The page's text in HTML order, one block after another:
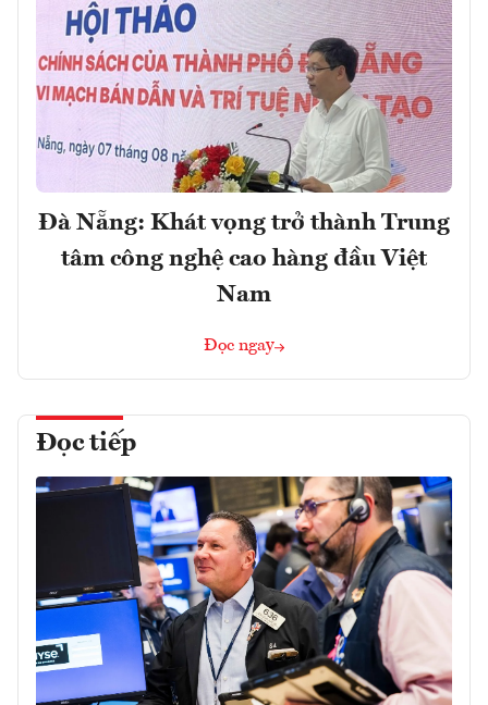
Đà Nẵng: Khát vọng trở thành Trung
tâm công nghệ cao hàng đầu Việt
Nam
Đọc ngay
Đọc tiếp